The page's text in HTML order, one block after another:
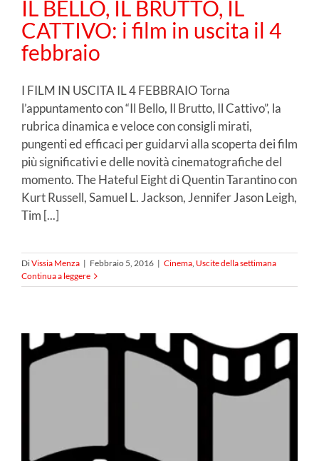
IL BELLO, IL BRUTTO, IL
CATTIVO: i film in uscita il 4
febbraio
I FILM IN USCITA IL 4 FEBBRAIO Torna
l’appuntamento con “Il Bello, Il Brutto, Il Cattivo”, la
rubrica dinamica e veloce con consigli mirati,
pungenti ed efficaci per guidarvi alla scoperta dei film
più significativi e delle novità cinematografiche del
momento. The Hateful Eight di Quentin Tarantino con
Kurt Russell, Samuel L. Jackson, Jennifer Jason Leigh,
Tim [...]
DiVissia Menza | Febbraio 5, 2016 | Cinema, Uscite della settimana
Continua a leggere